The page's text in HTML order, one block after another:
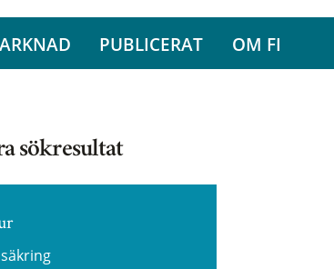
PUBLICERAT OM FI
sökresultat